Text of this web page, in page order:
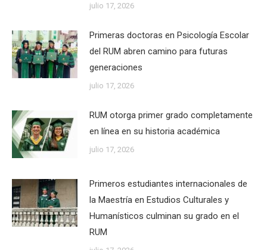
julio 17, 2026
Primeras doctoras en Psicología Escolar
del RUM abren camino para futuras
generaciones
julio 17, 2026
RUM otorga primer grado completamente
en línea en su historia académica
julio 17, 2026
Primeros estudiantes internacionales de
la Maestría en Estudios Culturales y
Humanísticos culminan su grado en el
RUM